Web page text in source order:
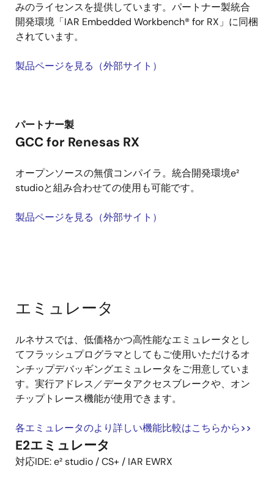
みのライセンスを提供しています。パートナー製統合
開発環境「IAR Embedded Workbench® for RX」に同梱
されています。
製品ページを見る（外部サイト）
パートナー製
GCC for Renesas RX
オープンソースの無償コンパイラ。統合開発環境e²
studioと組み合わせての使用も可能です。
製品ページを見る（外部サイト）
エミュレータ
ルネサスでは、低価格かつ高性能なエミュレータとし
てフラッシュプログラマとしてもご使用いただけるオ
ンチップデバッギングエミュレータをご用意していま
す。実行アドレス／データアクセスブレークや、オン
チップトレース機能が使用できます。
各エミュレータのより詳しい機能比較はこちらから>>
E2エミュレータ
対応IDE: e² studio / CS+ / IAR EWRX